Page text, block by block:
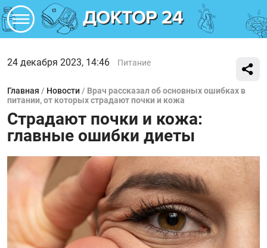
24 декабря 2023, 14:46 Питание
Главная / Новости / Врач рассказал об основных ошибках в
питании, от которых страдают почки и кожа
Страдают почки и кожа:
главные ошибки диеты